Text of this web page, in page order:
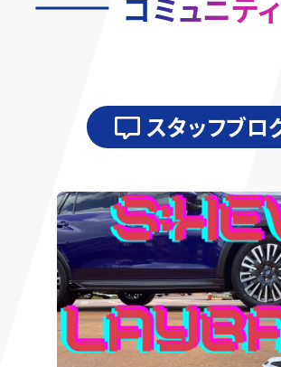
スタッフブロ